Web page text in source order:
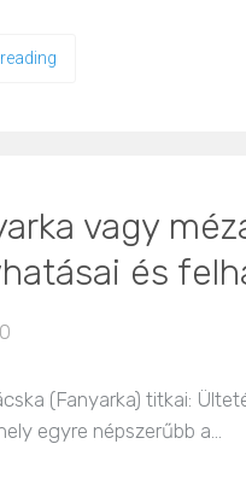
vagy
és
(Fanyarka) titkai:
egyre népszerűbb a…